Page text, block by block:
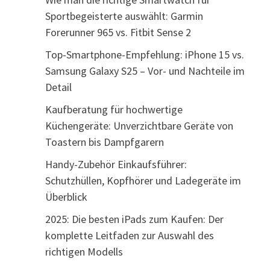
Sportbegeisterte auswählt: Garmin
Forerunner 965 vs. Fitbit Sense 2
Top-Smartphone-Empfehlung: iPhone 15 vs.
Samsung Galaxy S25 – Vor- und Nachteile im
Detail
Kaufberatung für hochwertige
Küchengeräte: Unverzichtbare Geräte von
Toastern bis Dampfgarern
Handy-Zubehör Einkaufsführer:
Schutzhüllen, Kopfhörer und Ladegeräte im
Überblick
2025: Die besten iPads zum Kaufen: Der
komplette Leitfaden zur Auswahl des
richtigen Modells